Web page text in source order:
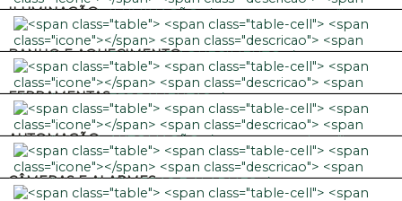
ILUMINAÇÃO
BANHO E AQUECIMENTO
FERRAMENTAS
AUTOMAÇÃO
CÂMERAS E ALARMES